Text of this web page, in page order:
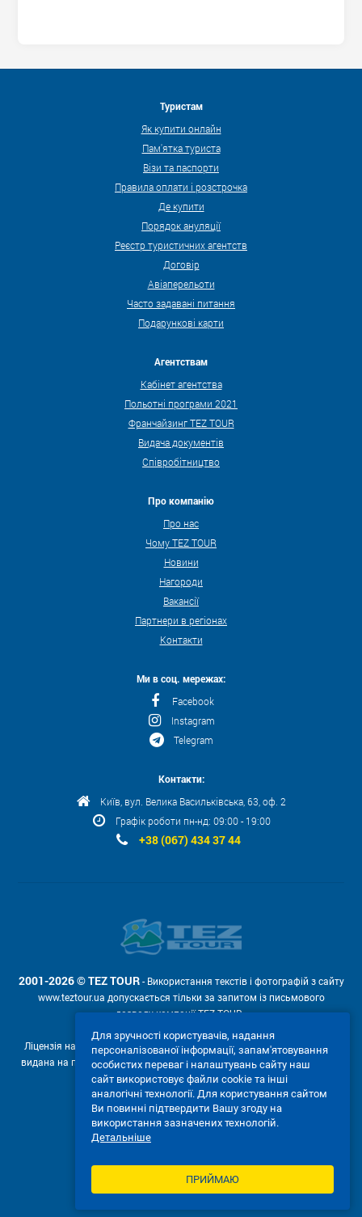
Туристам
Як купити онлайн
Пам'ятка туриста
Візи та паспорти
Правила оплати і розстрочка
Де купити
Порядок ануляції
Реєстр туристичних агентств
Договір
Авіаперельоти
Часто задавані питання
Подарункові карти
Агентствам
Кабінет агентства
Польотні програми 2021
Франчайзинг TEZ TOUR
Видача документів
Співробітництво
Про компанію
Про нас
Чому TEZ TOUR
Новини
Нагороди
Вакансії
Партнери в регіонах
Контакти
Ми в соц. мережах:
Facebook
Instagram
Telegram
Контакти:
Київ, вул. Велика Васильківська, 63, оф. 2
Графік роботи пн-нд: 09:00 - 19:00
+38 (067) 434 37 44
2001-2026 © TEZ TOUR - Використання текстів і фотографій з сайту
www.teztour.ua допускається тільки за запитом із письмового
дозволу компанії TEZ TOUR .
Ліцензія на провадження туроператорської діяльності АВ №566448
видана на підставі рішення Державної служби туризму і курортів від
04.02.2011р. № 4-ліц.
Ми приймаємо:
ПОВНА ВЕРСІЯ САЙТУ
Для зручності користувачів, надання
персоналізованої інформації, запам'ятовування
особистих переваг і налаштувань сайту наш
сайт використовує файли cookie та інші
аналогічні технології. Для користування сайтом
Ви повинні підтвердити Вашу згоду на
використання зазначених технологій.
Детальніше
ПРИЙМАЮ